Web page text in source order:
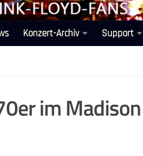
Konzert-Archiv Support
im Madison